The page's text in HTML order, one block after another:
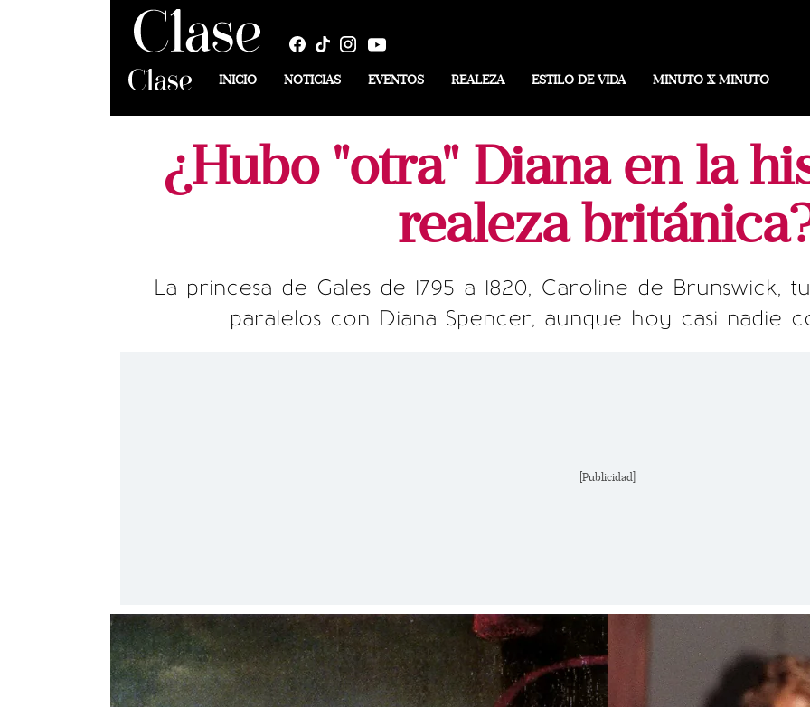
INICIO NOTICIAS EVENTOS REALEZA ESTILO DE VIDA MINUTO X MINUTO
¿Hubo "otra" Diana en la
realeza
La princesa de Gales de 1795 a 1820, Caroline de Brunswick,
paralelos con Diana Spencer, aunque hoy casi nadie
[Publicidad]